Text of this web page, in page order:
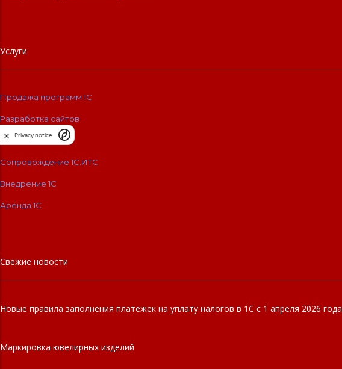
Услуги
Продажа программ 1С
Разработка сайтов
Обучение 1С
Сопровождение 1C:ИТС
Внедрение 1С
Аренда 1С
Свежие новости
Новые правила заполнения платежек на уплату налогов в 1С с 1 апреля 2026 года
Маркировка ювелирных изделий
Privacy notice